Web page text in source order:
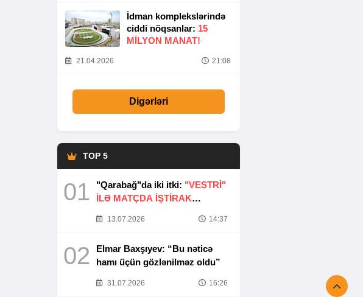
İdman komplekslərində
ciddi nöqsanlar: 15
MILYON MANAT!
21.04.2026 21:08
Digərləri
TOP 5
01 "Qarabağ"da iki itki: "VESTRİ"
İLƏ MATÇDA İŞTİRAK
13.07.2026 14:37
02
Elmar Baxşıyev: “Bu nəticə
hamı üçün gözlənilməz oldu”
31.07.2026 16:26